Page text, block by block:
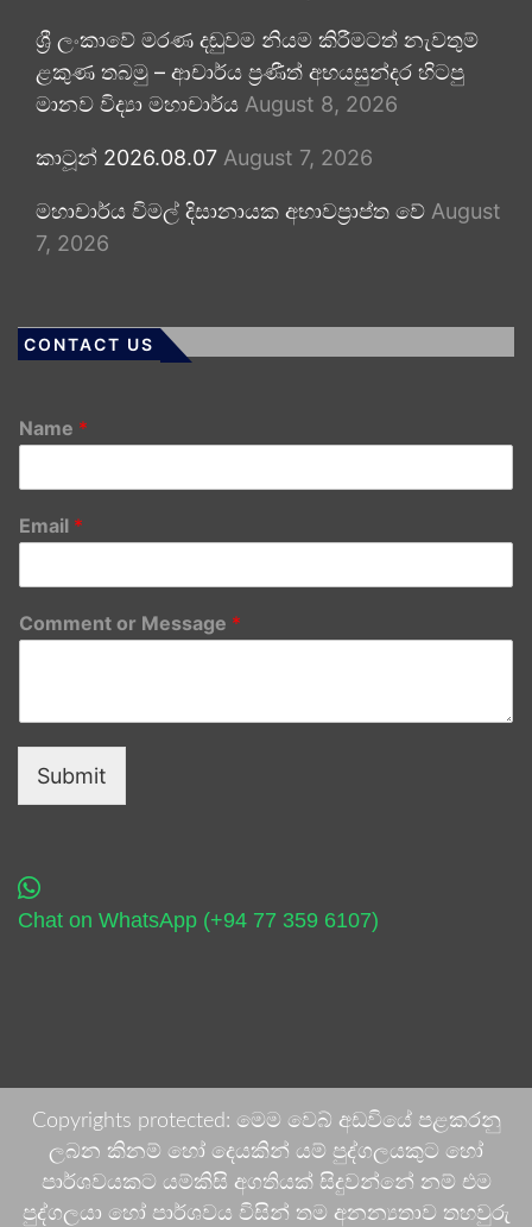
ශ්‍රී ලංකාවේ මරණ දඬුවම නියම කිරීමටත් නැවතුම්
ළකුණ තබමු – ආචාර්ය ප්‍රණීත් අභයසුන්දර හිටපු
මානව විද්‍යා මහාචාර්ය August 8, 2026
කාටූන් 2026.08.07 August 7, 2026
මහාචාර්ය විමල් දිසානායක අභාවප්‍රාප්ත වේ August
7, 2026
CONTACT US
Name *
Email *
Comment or Message *
Submit
Chat on WhatsApp (+94 77 359 6107)
Copyrights protected: මෙම වෙබ් අඩවියේ පළකරනු
ලබන කිනම් හෝ දෙයකින් යම් පුද්ගලයකුට හෝ
පාර්ශවයකට යම්කිසි අගතියක් සිදුවන්නේ නම් එම
පුද්ගලයා හෝ පාර්ශවය විසින් තම අනන්‍යතාව තහවුරු